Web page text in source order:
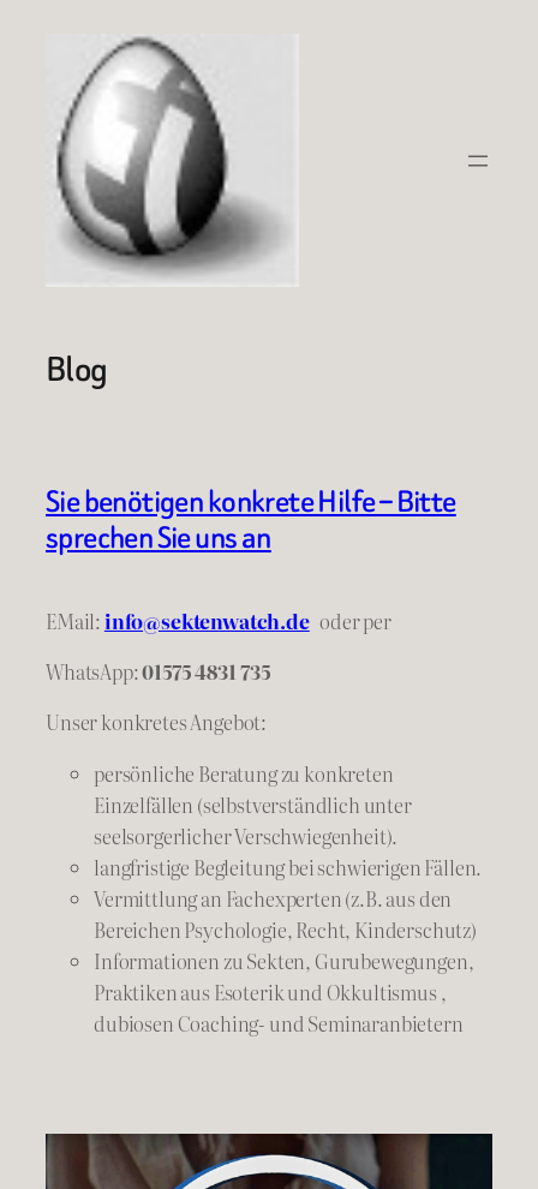
springen
Blog
Sie benötigen konkrete Hilfe – Bitte
sprechen Sie uns an
EMail:info@sektenwatch.de oderper
WhatsApp:01575 4831 735
Unser konkretes Angebot:
persönliche Beratung zu konkreten
Einzelfällen (selbstverständlich unter
seelsorgerlicher Verschwiegenheit).
langfristige Begleitung bei schwierigen Fällen.
Vermittlung an Fachexperten (z.B. aus den
Bereichen Psychologie, Recht, Kinderschutz)
Informationen zu Sekten, Gurubewegungen,
Praktiken aus Esoterik und Okkultismus ,
dubiosen Coaching- und Seminaranbietern